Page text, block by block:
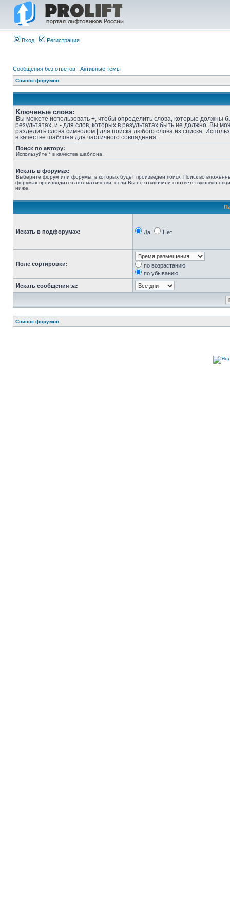
Вход Регистрация
Сообщения без ответов | Активные темы
Список форумов
Ключевые слова:
Вы можете использовать + , чтобы определить слова, которые должны
результатах, и - для слов, которых в результатах быть не должно. Вы
разделить слова символом
для поиска любого слова из списка.
в качестве шаблона для частичного совпадения.
Поиск по автору:
Используйте * в качестве шаблона.
Искать в форумах:
Выберите форум или форумы, в которых будет произведен поиск. Поиск во
форумах производится автоматически, если Вы не отключили соответствующую
ниже.
Искать в подфорумах: Да Нет
Поле сортировки:
по возрастанию
по убыванию
Искать сообщения за:
Список форумов